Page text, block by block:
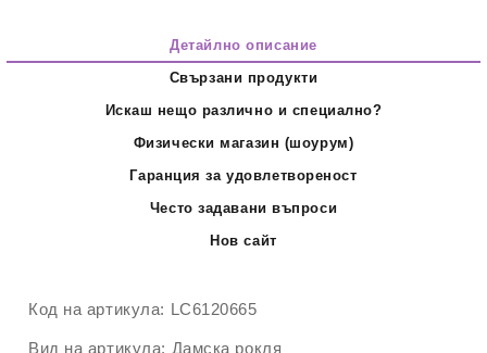
Детайлно описание
Свързани продукти
Искаш нещо различно и специално?
Физически магазин (шоурум)
Гаранция за удовлетвореност
Често задавани въпроси
Нов сайт
Код на артикула: LC6120665
Вид на артикула: Дамска рокля